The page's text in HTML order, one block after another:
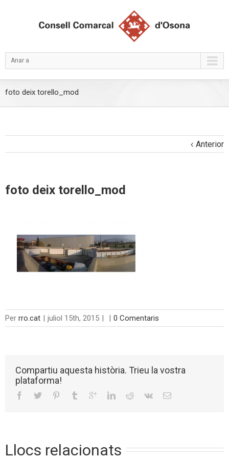
Anar a
foto deix torello_mod
Anterior
foto deix torello_mod
Per rro.cat | juliol 15th, 2015 | | 0 Comentaris
Compartiu aquesta història. Trieu la vostra
plataforma!
Llocs relacionats